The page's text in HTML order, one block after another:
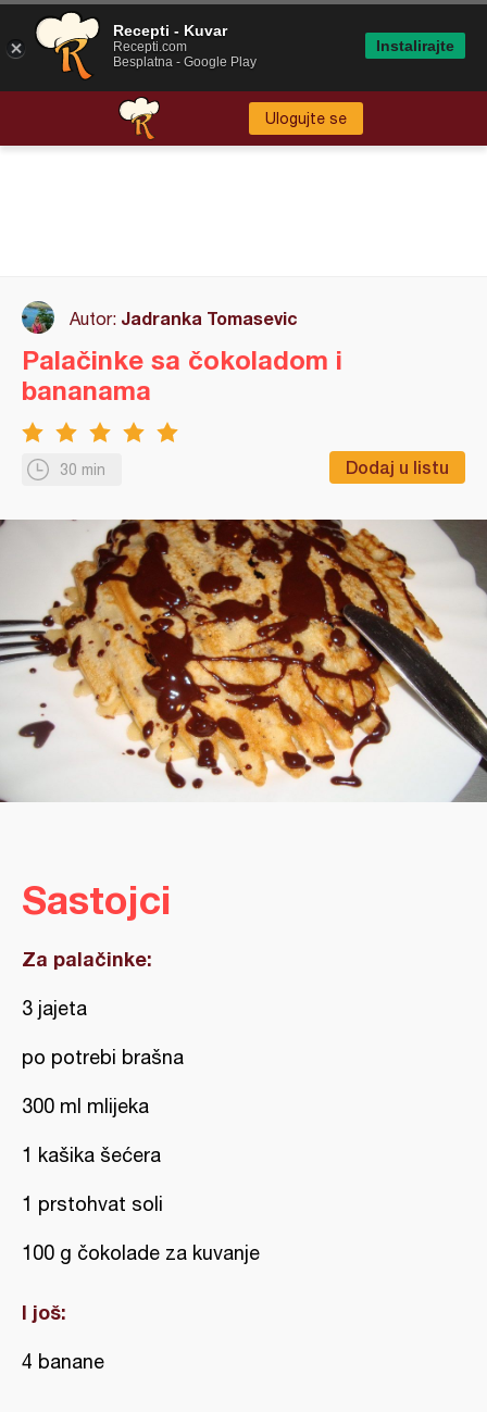
Ulogujte se
Autor: Jadranka Tomasevic
30 min Dodaj u listu
Palačinke sa čokoladom i
bananama
Sastojci
Za palačinke:
3 jajeta
po potrebi brašna
300 ml mlijeka
1 kašika šećera
1 prstohvat soli
100 g čokolade za kuvanje
I još:
4 banane
Recepti - Kuvar
Recepti.com
Besplatna - Google Play
Instalirajte